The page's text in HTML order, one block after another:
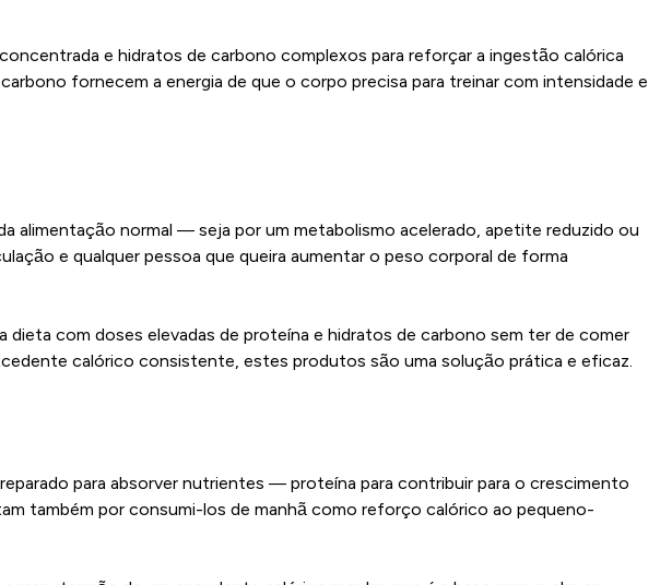
e hidratos de carbono complexos para reforçar a ingestão calórica
carbono fornecem a energia de que o corpo precisa para treinar com intensidade e
alimentação normal — seja por um metabolismo acelerado, apetite reduzido ou
e qualquer pessoa que queira aumentar o peso corporal de forma
dieta com doses elevadas de proteína e hidratos de carbono sem ter de comer
calórico consistente, estes produtos são uma solução prática e eficaz.
para absorver nutrientes — proteína para contribuir para o crescimento
também por consumi-los de manhã como reforço calórico ao pequeno-